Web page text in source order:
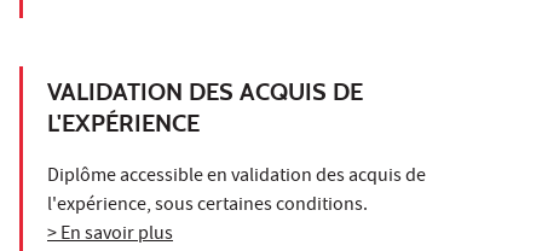
VALIDATION DES ACQUIS DE
L'EXPÉRIENCE
Diplôme accessible en validation des acquis de
l'expérience, sous certaines conditions.
> En savoir plus